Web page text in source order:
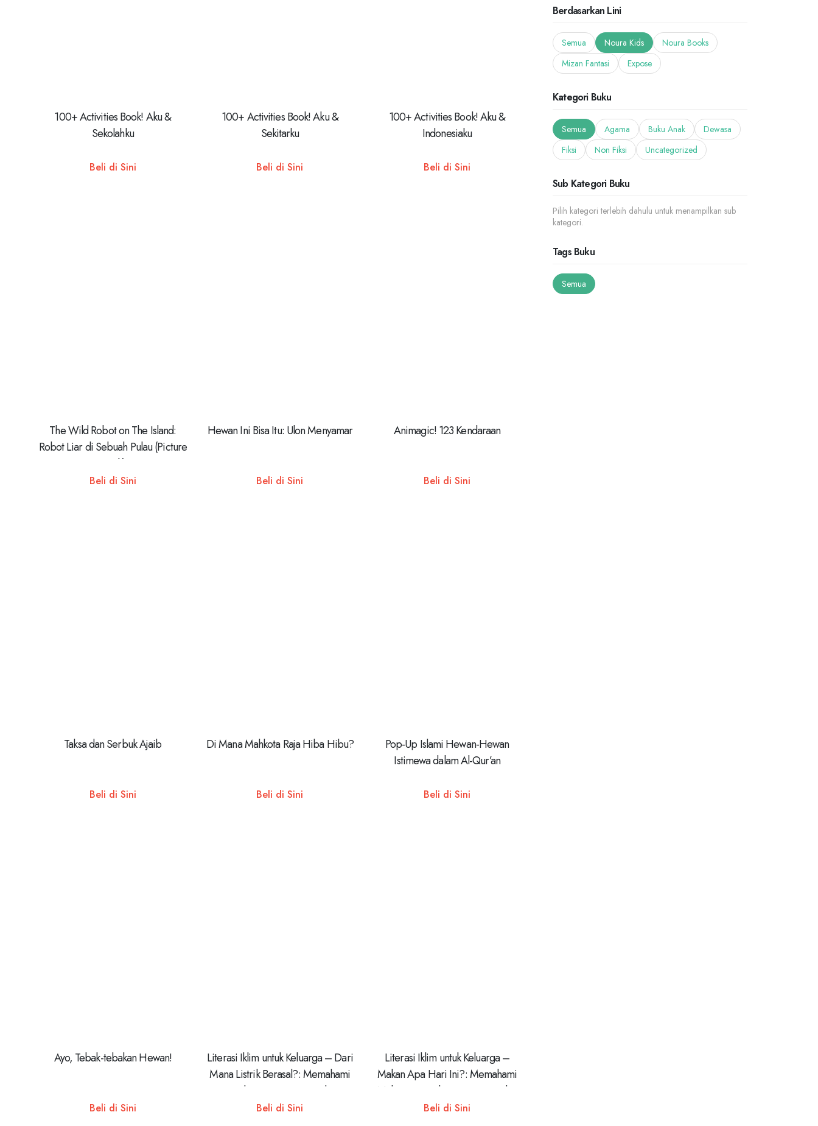
100+ Activities Book! Aku &
Sekolahku
Beli di Sini
100+ Activities Book! Aku &
Sekitarku
Beli di Sini
100+ Activities Book! Aku &
Indonesiaku
Beli di Sini
The Wild Robot on The Island:
Robot Liar di Sebuah Pulau (Picture
Book)
Beli di Sini
Hewan Ini Bisa Itu: Ulon Menyamar
Beli di Sini
Animagic! 123 Kendaraan
Beli di Sini
Taksa dan Serbuk Ajaib
Beli di Sini
Di Mana Mahkota Raja Hiba Hibu?
Beli di Sini
Pop-Up Islami Hewan-Hewan
Istimewa dalam Al-Qur’an
Beli di Sini
Ayo, Tebak-tebakan Hewan!
Beli di Sini
Literasi Iklim untuk Keluarga – Dari
Mana Listrik Berasal?: Memahami
Listrik, Transisi Energi, dan
Perubahan Iklim
Beli di Sini
Literasi Iklim untuk Keluarga –
Makan Apa Hari Ini?: Memahami
Makanan, Ketahanan Pangan, dan
Perubahan Iklim
Beli di Sini
Berdasarkan Lini
Semua Noura Kids
Noura Books
Mizan Fantasi
Expose
Kategori Buku
Semua Agama Buku Anak
Dewasa
Fiksi
Non Fiksi Uncategorized
Sub Kategori Buku
Pilih kategori terlebih dahulu untuk menampilkan sub
kategori.
Tags Buku
Semua